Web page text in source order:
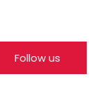
Follow us